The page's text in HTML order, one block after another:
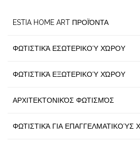
ESTIA HOME ART ΠΡΟΪΌΝΤΑ
ΦΩΤΙΣΤΙΚΆ ΕΣΩΤΕΡΙΚΟΎ ΧΏΡΟΥ
ΦΩΤΙΣΤΙΚΆ ΕΞΩΤΕΡΙΚΟΎ ΧΏΡΟΥ
ΑΡΧΙΤΕΚΤΟΝΙΚΌΣ ΦΩΤΙΣΜΌΣ
ΦΩΤΙΣΤΙΚΆ ΓΙΑ ΕΠΑΓΓΕΛΜΑΤΙΚΟΎΣ